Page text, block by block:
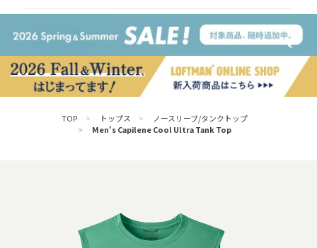
TOP > トップス >
ノースリーブ/タンクトップ
>
Men's Capilene Cool Ultra Tank Top